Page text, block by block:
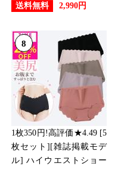
送料無料
2,990円
8
1枚350円!高評価★4.49 [5
枚セット][雑誌掲載モデ
ル] ハイウエストショー